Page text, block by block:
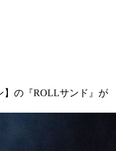
】の『ROLLサンド』が